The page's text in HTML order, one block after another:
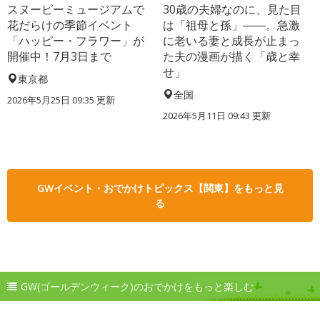
スヌーピーミュージアムで
花だらけの季節イベント
「ハッピー・フラワー」が
開催中！7月3日まで
東京都
2026年5月25日 09:35 更新
30歳の夫婦なのに、見た目
は「祖母と孫」――。急激
に老いる妻と成長が止まっ
た夫の漫画が描く「歳と幸
せ」
全国
2026年5月11日 09:43 更新
GWイベント・おでかけトピックス【関東】をもっと見
る
GW(ゴールデンウィーク)のおでかけをもっと楽しむ